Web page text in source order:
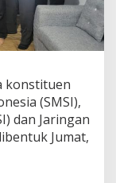
konstituen
(SMSI),
dan Jaringan
Jumat,